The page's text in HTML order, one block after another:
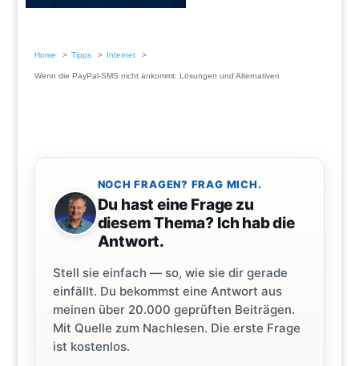
Home Tipps Internet
Wenn die PayPal-SMS nicht ankommt: Lösungen und Alternativen
NOCH FRAGEN? FRAG MICH.
Du hast eine Frage zu
diesem Thema? Ich hab die
Antwort.
Stell sie einfach — so, wie sie dir gerade
einfällt. Du bekommst eine Antwort aus
meinen über 20.000 geprüften Beiträgen.
Mit Quelle zum Nachlesen. Die erste Frage
ist kostenlos.